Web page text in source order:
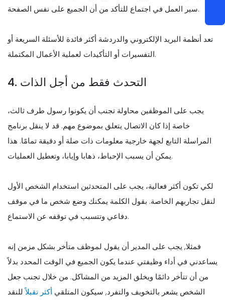
سير العمل في اجتماع للتأكد من أن الجميع على نفس الصفحة.
تعد أنظمة البريد الإلكتروني والدردشة أكثر فائدة للأسئلة السريعة أو
التفسيرات أو التأكيدات لعملية الأعمال المكتملة.
4. التحدث فقط من أجل الذات
يجب على الموظفين محاولة تجنب أن يكونوا رسول طرف ثالث،
خاصة إذا كان الاتصال يتعلق بموضوع مهم. قد لا ينقل برنامج
المراسلة التابع لجهة خارجية معلومات ذات صلة أو دقيقة تمامًا. هذا
يمكن أن يسبب الإحباط، ذهابا وإيابا، وتعطيل العمليات.
لكي تكون أكثر فعالية، يجب على المتحدثين استخدام الشخص الأول
لنقل تجاربهم الخاصة. بقول الكلمة يمكنك وضع شخص ما في موقف
دفاعي وتتسبب في توقفه عن الاستماع.
فمثلا, يجب على المدير أن يقول لموظف متأخر بشكل مزمن إنه
يساعدني في أداء وظيفتي عندما يكون الجميع في الوقت المحدد بدلاً
من أن تتأخر دائمًا ويخلق المزيد من المشاكل. من خلال تجنب جعل
الشخص يشعر بالتخويف والتفرد, سيكون المتلقي أكثر تقبلاًللنقد